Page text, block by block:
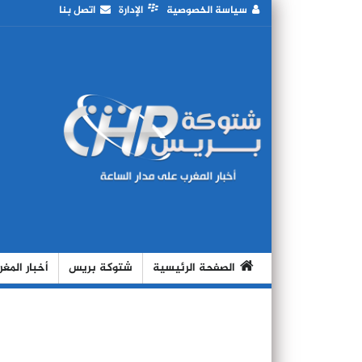
سياسة الخصوصية الإدارة اتصل بنا
الصفحة الرئيسية شتوكة بريس أخبار